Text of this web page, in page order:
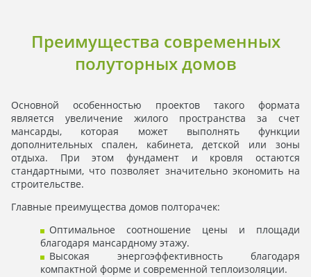
Преимущества современных
полуторных домов
Основной особенностью проектов такого формата
является увеличение жилого пространства за счет
мансарды, которая может выполнять функции
дополнительных спален, кабинета, детской или зоны
отдыха. При этом фундамент и кровля остаются
стандартными, что позволяет значительно экономить на
строительстве.
Главные преимущества домов полторачек:
Оптимальное соотношение цены и площади
благодаря мансардному этажу.
Высокая энергоэффективность благодаря
компактной форме и современной теплоизоляции.